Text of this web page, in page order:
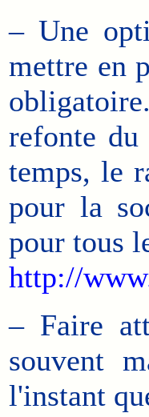
– Une
mettre en
refonte
temps, le
pour la
pour tous
http://
– Faire
souvent
l'instant